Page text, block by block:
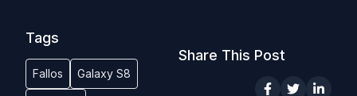
Tags
Fallos Galaxy S8
Share This Post